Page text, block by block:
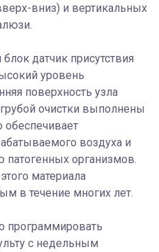
вниз) и вертикальных
датчик присутствия
уровень
поверхность узла
очистки выполнены
воздуха и
патогенных организмов.
материала
в течение многих лет.
программировать
с недельным